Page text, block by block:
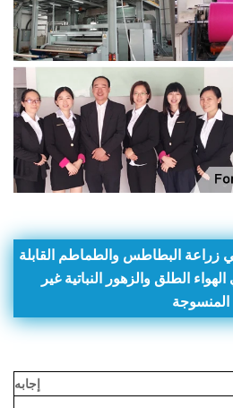
زراعة البطاطس والطماطم القابلة
الطلق والزهور النباتية غير
المنسوجة
إجابه